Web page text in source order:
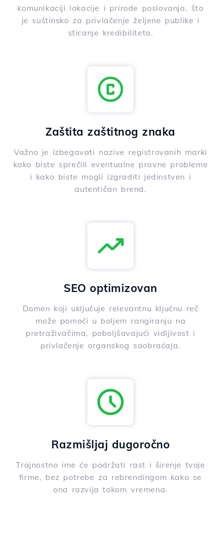
komunikaciji lokacije i prirode poslovanja, što
je suštinsko za privlačenje željene publike i
sticanje kredibiliteta.
Zaštita zaštitnog znaka
Važno je izbegavati nazive registrovanih marki
kako biste sprečili eventualne pravne probleme
i kako biste mogli izgraditi jedinstven i
autentičan brend.
SEO optimizovan
Domen koji uključuje relevantnu ključnu reč
može pomoći u boljem rangiranju na
pretraživačima, poboljšavajući vidljivost i
privlačenje organskog saobraćaja.
Razmišljaj dugoročno
Trajnostno ime će podržati rast i širenje tvoje
firme, bez potrebe za rebrendingom kako se
ona razvija tokom vremena.